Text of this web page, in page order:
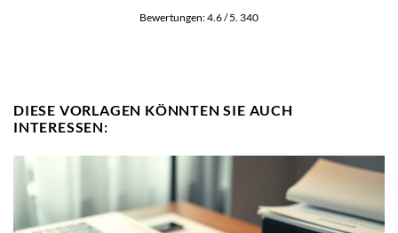
Bewertungen:4.6/ 5. 340
DIESE VORLAGEN KÖNNTEN SIE AUCH
INTERESSEN: